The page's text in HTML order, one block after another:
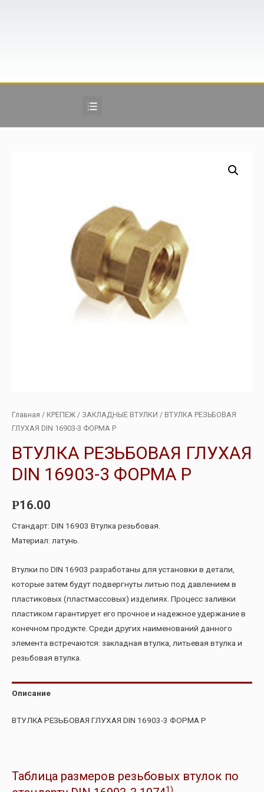
Главная / КРЕПЕЖ / ЗАКЛАДНЫЕ ВТУЛКИ / ВТУЛКА РЕЗЬБОВАЯ
ГЛУХАЯ DIN 16903-3 ФОРМА P
ВТУЛКА РЕЗЬБОВАЯ ГЛУХАЯ
DIN 16903-3 ФОРМА P
Р16.00
Стандарт: DIN 16903 Втулка резьбовая.
Материал: латунь.
Втулки по DIN 16903 разработаны для установки в детали,
которые затем будут подвергнуты литью под давлением в
пластиковых (пластмассовых) изделиях. Процесс заливки
пластиком гарантирует его прочное и надежное удержание в
конечном продукте. Среди других наименований данного
элемента встречаются: закладная втулка, литьевая втулка и
резьбовая втулка.
Описание
ВТУЛКА РЕЗЬБОВАЯ ГЛУХАЯ DIN 16903-3 ФОРМА P
Таблица размеров резьбовых втулок по
1)